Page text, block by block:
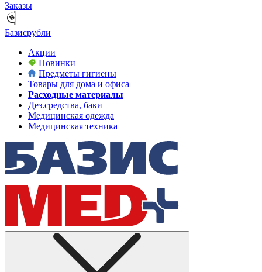
Заказы
Базисрубли
Акции
Новинки
Предметы гигиены
Товары для дома и офиса
Расходные материалы
Дез.средства, баки
Медицинская одежда
Медицинская техника